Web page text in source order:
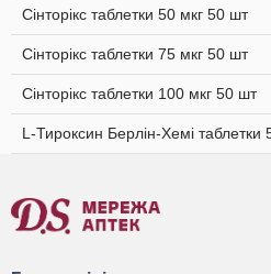
Сінторікс таблетки 50 мкг 50 шт
Сінторікс таблетки 75 мкг 50 шт
Сінторікс таблетки 100 мкг 50 шт
L-Тироксин Берлін-Хемі таблетки